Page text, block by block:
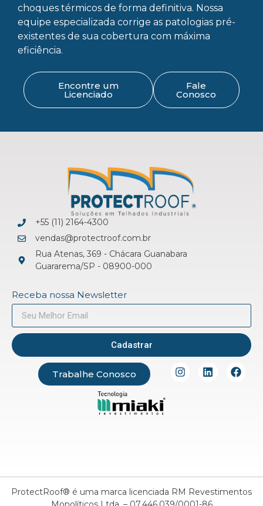
choques térmicos de forma definitiva. Nossa
equipe especializada corrige as patologias pré-
existentes de sua cobertura com máxima
eficiência.
Encontre um
Licenciado
Fale
Conosco
+55 (11) 2164-4300
vendas@protectroof.com.br
Rua Atenas, 369 - Chácara Guanabara
Guararema/SP - 08900-000
Receba nossa Newsletter
Cadastrar
Trabalhe Conosco
ProtectRoof® é uma marca licenciada RM Revestimentos